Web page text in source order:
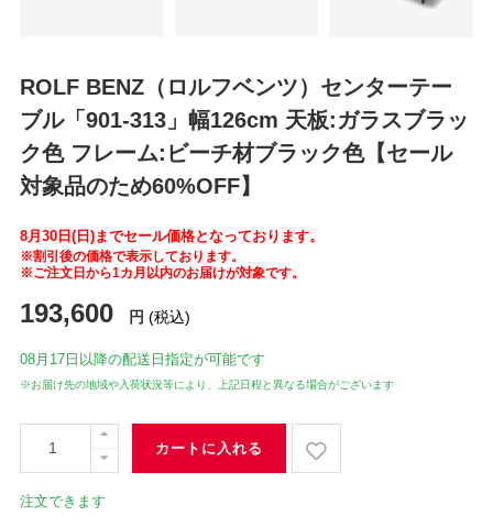
ROLF BENZ（ロルフベンツ）センターテー
ブル「901-313」幅126cm 天板:ガラスブラッ
ク色 フレーム:ビーチ材ブラック色【セール
対象品のため60%OFF】
8月30日(日)までセール価格となっております。
※割引後の価格で表示しております。
※ご注文日から1カ月以内のお届けが対象です。
193,600 円 (税込)
08月17日 以降の配送日指定が可能です
※お届け先の地域や入荷状況等により、上記日程と異なる場合がございます
カートに入れる
注文できます